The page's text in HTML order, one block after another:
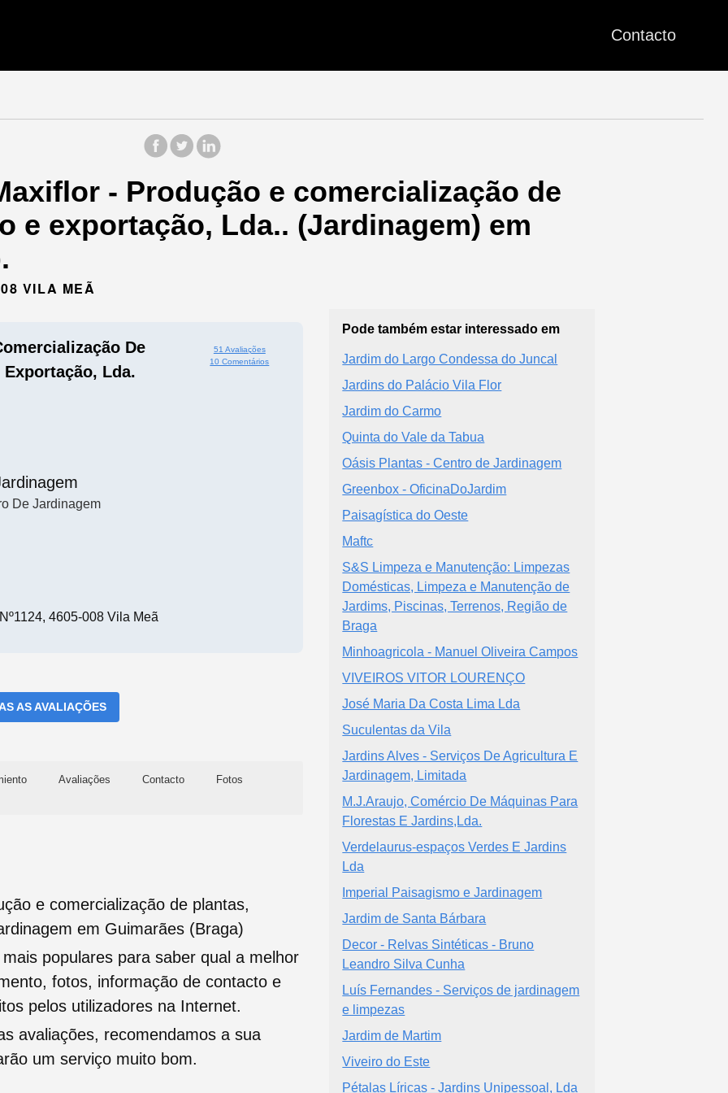
Contacto
- Produção e comercialização de
e exportação, Lda.. (Jardinagem) em
VILA MEÃ
De
Lda.
51 Avaliações
10 Comentários
De Jardinagem
4605-008 Vila Meã
AS AVALIAÇÕES
Avaliações Contacto Fotos
e comercialização de plantas,
em Guimarães (Braga)
populares para saber qual a melhor
fotos, informação de contacto e
pelos utilizadores na Internet.
avaliações, recomendamos a sua
um serviço muito bom.
Pode também estar interessado em
Jardim do Largo Condessa do Juncal
Jardins do Palácio Vila Flor
Jardim do Carmo
Quinta do Vale da Tabua
Oásis Plantas - Centro de Jardinagem
Greenbox - OficinaDoJardim
Paisagística do Oeste
Maftc
S&S Limpeza e Manutenção: Limpezas
Domésticas, Limpeza e Manutenção de
Jardims, Piscinas, Terrenos, Região de
Braga
Minhoagricola - Manuel Oliveira Campos
VIVEIROS VITOR LOURENÇO
José Maria Da Costa Lima Lda
Suculentas da Vila
Jardins Alves - Serviços De Agricultura E
Jardinagem, Limitada
M.J.Araujo, Comércio De Máquinas Para
Florestas E Jardins,Lda.
Verdelaurus-espaços Verdes E Jardins
Lda
Imperial Paisagismo e Jardinagem
Jardim de Santa Bárbara
Decor - Relvas Sintéticas - Bruno
Leandro Silva Cunha
Luís Fernandes - Serviços de jardinagem
e limpezas
Jardim de Martim
Viveiro do Este
Pétalas Líricas - Jardins Unipessoal, Lda